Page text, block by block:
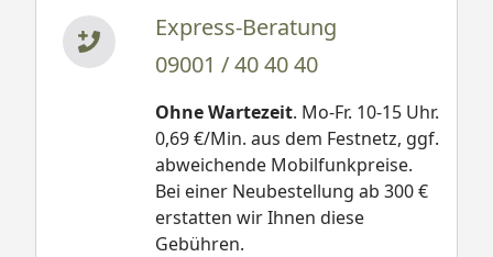
Express-Beratung
09001 / 40 40 40
Ohne Wartezeit. Mo-Fr. 10-15 Uhr.
0,69 €/Min. aus dem Festnetz, ggf.
abweichende Mobilfunkpreise.
Bei einer Neubestellung ab 300 €
erstatten wir Ihnen diese
Gebühren.